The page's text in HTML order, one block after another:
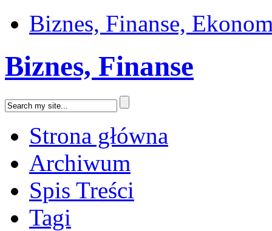
Biznes, Finanse,
Biznes, Finanse
Strona główna
Archiwum
Spis Treści
Tagi